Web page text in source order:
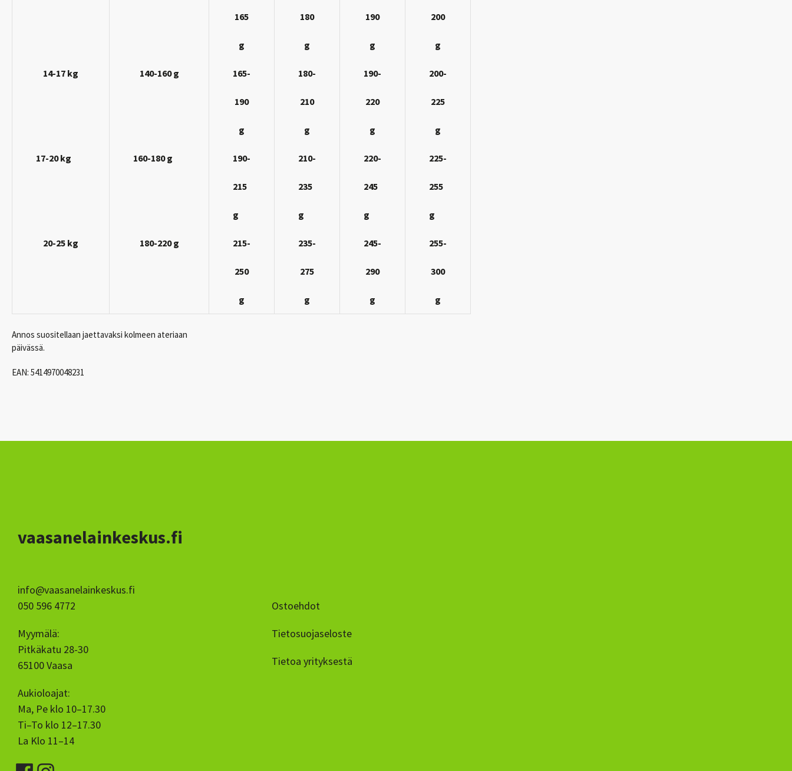
165
g
180
g
190
g
200
g
14-17 kg 140-160 g 165-
190
g
180-
210
g
190-
220
g
200-
225
g
17-20 kg 160-180 g 190-
215
g
210-
235
g
220-
245
g
225-
255
g
20-25 kg 180-220 g 215-
250
g
235-
275
g
245-
290
g
255-
300
g
Annos suositellaan jaettavaksi kolmeen ateriaan
päivässä.
EAN: 5414970048231
vaasanelainkeskus.fi
info@vaasanelainkeskus.fi
050 596 4772
Myymälä:
Pitkäkatu 28-30
65100 Vaasa
Aukioloajat:
Ma, Pe klo 10–17.30
Ti–To klo 12–17.30
La Klo 11–14
Ostoehdot
Tietosuojaseloste
Tietoa yrityksestä